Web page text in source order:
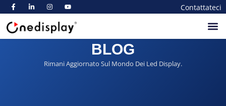
Contattateci
BLOG
Rimani Aggiornato Sul Mondo Dei Led Display.